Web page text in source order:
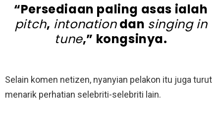
“Persediaan paling asas ialah
pitch, intonationdan singing in
tune,” kongsinya.
Selain komen netizen, nyanyian pelakon itu juga turut
menarik perhatian selebriti-selebriti lain.